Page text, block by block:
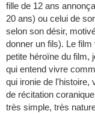
fille de 12 ans
20 ans) ou celui de
selon son désir,
donner un fils). Le
petite héroïne du film,
qui entend vivre
qui ironie de l'histoire,
de récitation
très simple, très